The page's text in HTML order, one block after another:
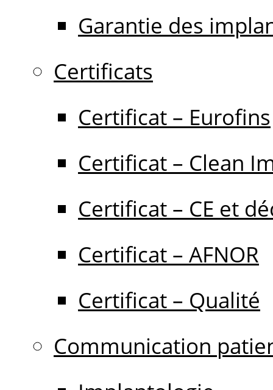
Garantie des
Certificats
Certificat – Eurofins
Certificat – Clean
Certificat – CE et
Certificat – AFNOR
Certificat – Qualité
Communication